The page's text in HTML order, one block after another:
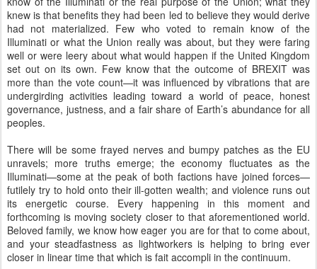
There will be some frayed nerves and bumpy patches as the EU
unravels; more truths emerge; the economy fluctuates as the
Illuminati—some at the peak of both factions have joined forces—
futilely try to hold onto their ill-gotten wealth; and violence runs out
its energetic course. Every happening in this moment and
forthcoming is moving society closer to that aforementioned world.
Beloved family, we know how eager you are for that to come about,
and your steadfastness as lightworkers is helping to bring ever
closer in linear time that which is fait accompli in the continuum.
“I am distressed about countries not wanting to accept immigrants
from violence-torn areas and prejudice growing against them in
countries that have taken them in. How can we ever live in harmony
with prejudice increasing?First let us say that fear—a highly
magnified energy form that is the major tool and fuel of dark minds
and hearts—is the root of prejudice in all its pernicious forms and
the source of all actions stemming from the illusion of
separateness.